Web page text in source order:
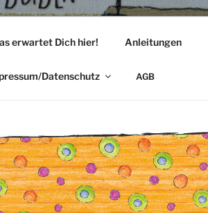
erwartet Dich hier! Anleitungen
Datenschutz AGB